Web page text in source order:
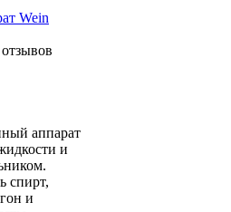
Wein
аппарат
и
спирт,
и